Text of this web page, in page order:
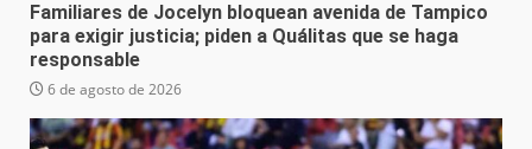
Familiares de Jocelyn bloquean avenida de Tampico
para exigir justicia; piden a Quálitas que se haga
responsable
6 de agosto de 2026